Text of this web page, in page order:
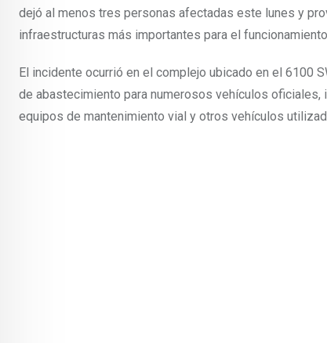
dejó al menos tres personas afectadas este lunes y
infraestructuras más importantes para el
El incidente ocurrió en el complejo ubicado en el 6100
de abastecimiento para numerosos vehículos
equipos de mantenimiento vial y otros vehículos